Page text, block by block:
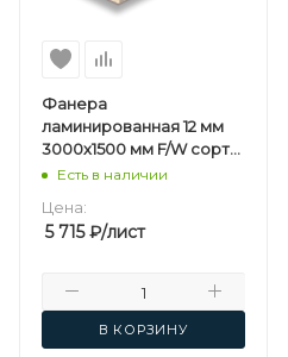
Фанера
ламинированная 12 мм
3000х1500 мм F/W сорт
1/1 березовая
Есть в наличии
Цена:
5 715₽/лист
В КОРЗИНУ